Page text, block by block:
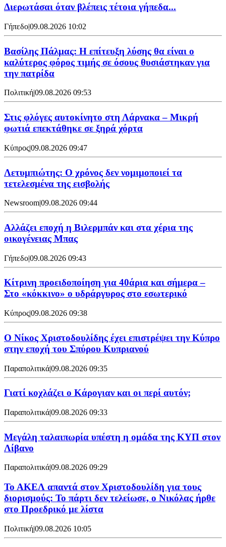
Διερωτάσαι όταν βλέπεις τέτοια γήπεδα...
Γήπεδο|09.08.2026 10:02
Βασίλης Πάλμας: Η επίτευξη λύσης θα είναι ο
καλύτερος φόρος τιμής σε όσους θυσιάστηκαν για
την πατρίδα
Πολιτική|09.08.2026 09:53
Στις φλόγες αυτοκίνητο στη Λάρνακα – Μικρή
φωτιά επεκτάθηκε σε ξηρά χόρτα
Κύπρος|09.08.2026 09:47
Λετυμπιώτης: Ο χρόνος δεν νομιμοποιεί τα
τετελεσμένα της εισβολής
Newsroom|09.08.2026 09:44
Aλλάζει εποχή η Βιλερμπάν και στα χέρια της
οικογένειας Μπας
Γήπεδο|09.08.2026 09:43
Κίτρινη προειδοποίηση για 40άρια και σήμερα –
Στο «κόκκινο» ο υδράργυρος στο εσωτερικό
Κύπρος|09.08.2026 09:38
Ο Νίκος Χριστοδουλίδης έχει επιστρέψει την Κύπρο
στην εποχή του Σπύρου Κυπριανού
Παραπολιτικά|09.08.2026 09:35
Γιατί κοχλάζει ο Κάρογιαν και οι περί αυτόν;
Παραπολιτικά|09.08.2026 09:33
Μεγάλη ταλαιπωρία υπέστη η ομάδα της ΚΥΠ στον
Λίβανο
Παραπολιτικά|09.08.2026 09:29
Το ΑΚΕΛ απαντά στον Χριστοδουλίδη για τους
διορισμούς: Το πάρτι δεν τελείωσε, ο Νικόλας ήρθε
στο Προεδρικό με λίστα
Πολιτική|09.08.2026 10:05